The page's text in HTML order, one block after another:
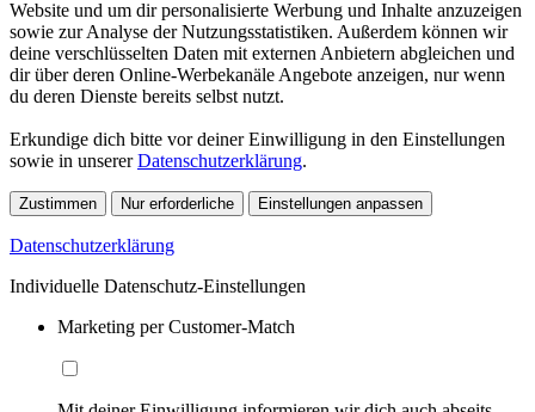
Website und um dir personalisierte Werbung und Inhalte anzuzeigen
sowie zur Analyse der Nutzungsstatistiken. Außerdem können wir
deine verschlüsselten Daten mit externen Anbietern abgleichen und
dir über deren Online-Werbekanäle Angebote anzeigen, nur wenn
du deren Dienste bereits selbst nutzt.
Erkundige dich bitte vor deiner Einwilligung in den Einstellungen
sowie in unsererDatenschutzerklärung.
Zustimmen Nur erforderliche Einstellungen anpassen
Datenschutzerklärung
Individuelle Datenschutz-Einstellungen
Marketing per Customer-Match